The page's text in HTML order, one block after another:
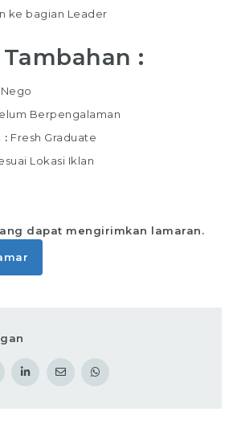
ke bagian Leader
:
Berpengalaman
Fresh Graduate
Lokasi Iklan
dapat mengirimkan lamaran.